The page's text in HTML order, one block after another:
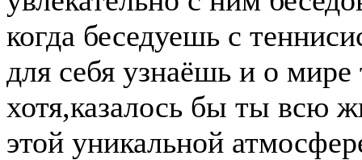
когда беседуешь с
для себя узнаёшь и о
хотя,казалось бы ты всю
этой уникальной